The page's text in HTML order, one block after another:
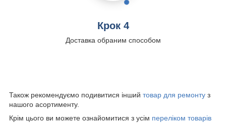
Крок 4
Доставка обраним способом
Також рекомендуємо подивитися інший товар для ремонту з
нашого асортименту.
Крім цього ви можете ознайомитися з усім переліком товарів